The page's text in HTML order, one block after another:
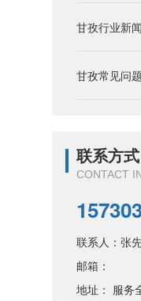
甘孜行业新闻
甘孜常见问题
联系方式
CONTACT
联系人：张
邮箱：
地址： 服务